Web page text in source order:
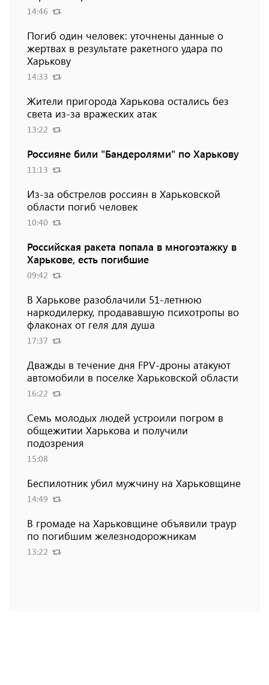
14:46
Погиб один человек: уточнены данные о
жертвах в результате ракетного удара по
Харькову
14:33
Жители пригорода Харькова остались без
света из-за вражеских атак
13:22
Россияне били "Бандеролями" по Харькову
11:13
Из-за обстрелов россиян в Харьковской
области погиб человек
10:40
Российская ракета попала в многоэтажку в
Харькове, есть погибшие
09:42
В Харькове разоблачили 51-летнюю
наркодилерку, продававшую психотропы во
флаконах от геля для душа
17:37
Дважды в течение дня FPV-дроны атакуют
автомобили в поселке Харьковской области
16:22
Семь молодых людей устроили погром в
общежитии Харькова и получили
подозрения
15:08
Беспилотник убил мужчину на Харьковщине
14:49
В громаде на Харьковщине объявили траур
по погибшим железнодорожникам
13:22